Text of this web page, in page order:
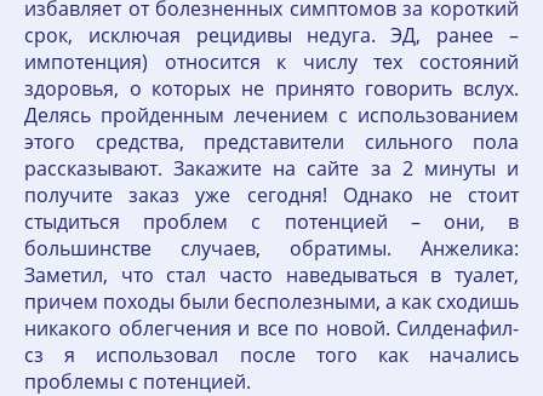
избавляет от болезненных симптомов за короткий
срок, исключая рецидивы недуга. ЭД, ранее –
импотенция) относится к числу тех состояний
здоровья, о которых не принято говорить вслух.
Делясь пройденным лечением с использованием
этого средства, представители сильного пола
рассказывают. Закажите на сайте за 2 минуты и
получите заказ уже сегодня! Однако не стоит
стыдиться проблем с потенцией – они, в
большинстве случаев, обратимы. Анжелика:
Заметил, что стал часто наведываться в туалет,
причем походы были бесполезными, а как сходишь
никакого облегчения и все по новой. Силденафил-
сз я использовал после того как начались
проблемы с потенцией.